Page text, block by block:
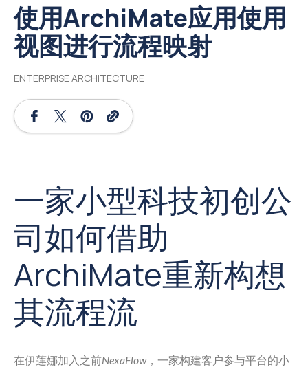
使用ArchiMate应用使用
视图进行流程映射
ENTERPRISE ARCHITECTURE
一家小型科技初创公
司如何借助
ArchiMate重新构想
其流程流
在伊莲娜加入之前NexaFlow，一家构建客户参与平台的小